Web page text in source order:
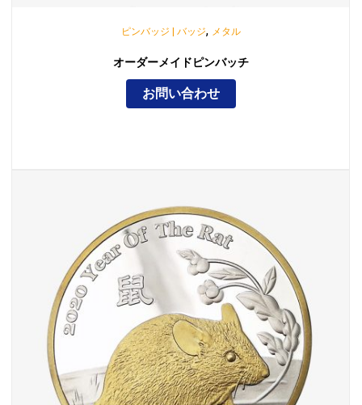
ピンバッジ | バッジ, メタル
オーダーメイドピンバッチ
お問い合わせ